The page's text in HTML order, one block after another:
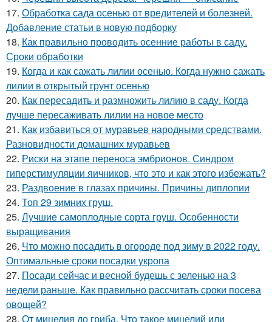
17. Обработка сада осенью от вредителей и болезней.
Добавление статьи в новую подборку
18. Как правильно проводить осенние работы в саду.
Сроки обработки
19. Когда и как сажать лилии осенью. Когда нужно сажать
лилии в открытый грунт осенью
20. Как пересадить и размножить лилию в саду. Когда
лучше пересаживать лилии на новое место
21. Как избавиться от муравьев народными средствами.
Разновидности домашних муравьев
22. Риски на этапе переноса эмбрионов. Синдром
гиперстимуляции яичников, что это и как этого избежать?
23. Раздвоение в глазах причины. Причины диплопии
24. Топ 29 зимних груш.
25. Лучшие самоплодные сорта груш. Особенности
выращивания
26. Что можно посадить в огороде под зиму в 2022 году.
Оптимальные сроки посадки укропа
27. Посади сейчас и весной будешь с зеленью на 3
недели раньше. Как правильно рассчитать сроки посева
овощей?
28. От мицелия до гриба. Что такое мицелий или